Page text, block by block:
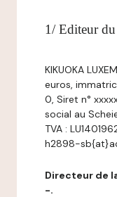
1/ Editeur
KIKUOKA
euros,
0, Siret n°
social au
TVA :
h2898-
Directeur de
-.